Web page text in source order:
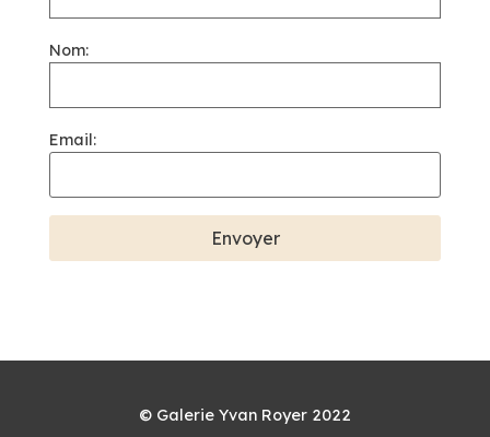
Nom:
Email:
© Galerie Yvan Royer 2022